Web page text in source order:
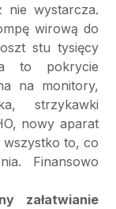
nie wystarcza.
wirową do
stu tysięcy
to pokrycie
na monitory,
strzykawki
nowy aparat
to, co
Finansowo
załatwianie